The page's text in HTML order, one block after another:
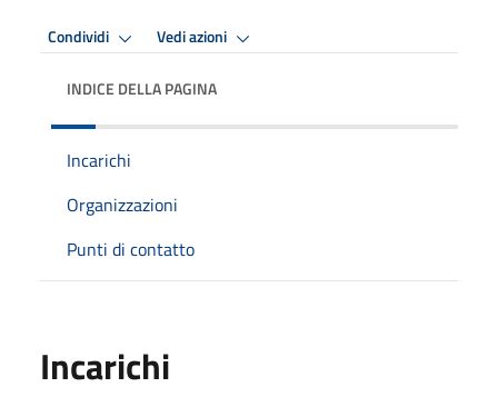
Condividi Vedi azioni
INDICE DELLA PAGINA
Incarichi
Organizzazioni
Punti di contatto
Incarichi